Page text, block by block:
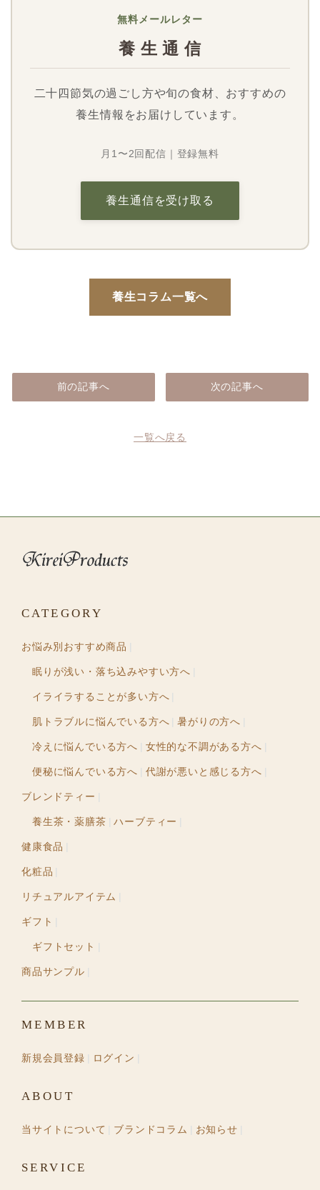
無料メールレター
養 生 通 信
二十四節気の過ごし方や旬の食材、おすすめの
養生情報をお届けしています。
月1〜2回配信｜登録無料
養生通信を受け取る
養生コラム一覧へ
前の記事へ
一覧へ戻る
次の記事へ
CATEGORY
お悩み別おすすめ商品
眠りが浅い・落ち込みやすい方へ
イライラすることが多い方へ
肌トラブルに悩んでいる方へ 暑がりの方へ
冷えに悩んでいる方へ 女性的な不調がある方へ
便秘に悩んでいる方へ 代謝が悪いと感じる方へ
ブレンドティー
養生茶・薬膳茶 ハーブティー
健康食品
化粧品
リチュアルアイテム
ギフト
ギフトセット
商品サンプル
MEMBER
新規会員登録 ログイン
ABOUT
当サイトについて ブランドコラム お知らせ
SERVICE